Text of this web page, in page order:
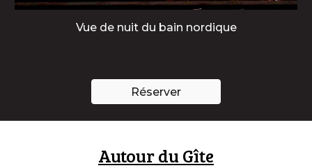
Vue de nuit du bain nordique
Réserver
Autourdu Gîte